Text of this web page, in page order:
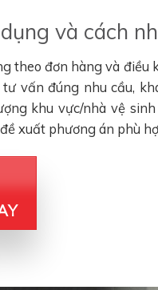
và cách
theo đơn hàng và điều
vấn đúng nhu cầu,
khu vực/nhà vệ
xuất phương án phù